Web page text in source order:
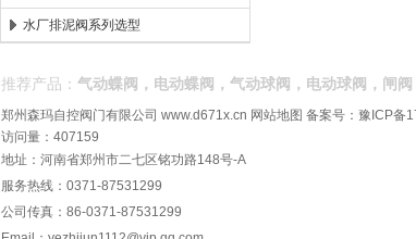
水厂排泥阀系列选型
推荐产品： 气动蝶阀，电动蝶阀，气动球阀，电动球阀，闸
郑州森玛自控阀门有限公司 www.d671x.cn 网站地图 备案号： 豫ICP备
访问量：407159
地址：河南省郑州市二七区铭功路148号-A
服务热线：0371-87531299
公司传真：86-0371-87531299